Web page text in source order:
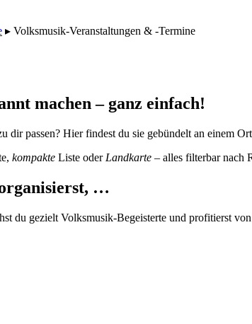
▸ Volksmusik-Veranstaltungen & -Termine
machen – ganz einfach!
passen? Hier findest du sie gebündelt an einem
kompakte Liste oder Landkarte – alles filterbar nach
…
du gezielt Volksmusik-Begeisterte und profitierst